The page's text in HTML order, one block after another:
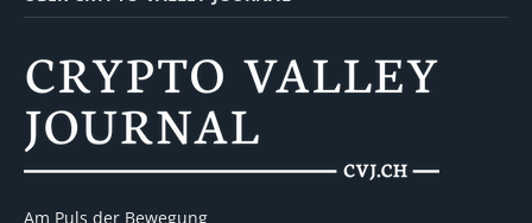
Am Puls der Bewegung